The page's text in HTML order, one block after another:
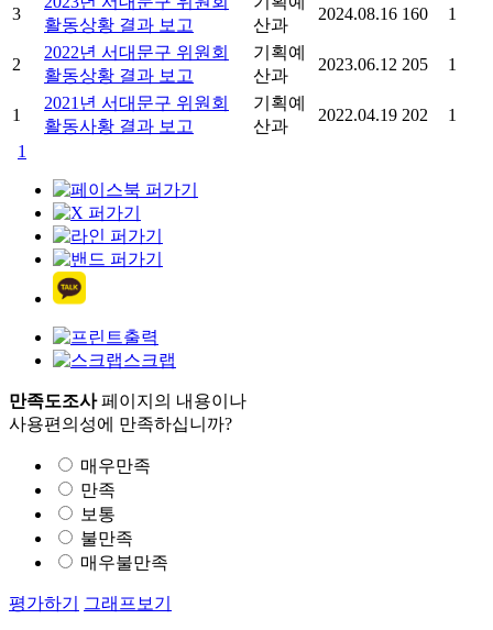
3
활동상황 결과 보고
산과
2024.08.16 160 1
2
2022년 서대문구 위원회
활동상황 결과 보고
기획예
산과
2023.06.12 205 1
1
2021년 서대문구 위원회
활동사황 결과 보고
기획예
산과
2022.04.19 202
1
1
출력
스크랩
만족도조사페이지의 내용이나
사용편의성에 만족하십니까?
매우만족
만족
보통
불만족
매우불만족
평가하기 그래프보기